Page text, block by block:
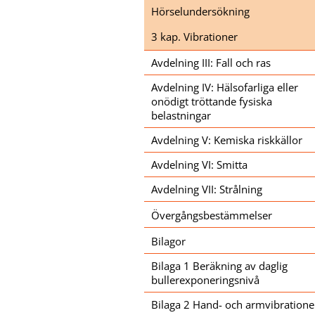
Hörselundersökning
3 kap. Vibrationer
Avdelning III: Fall och ras
Avdelning IV: Hälsofarliga eller
onödigt tröttande fysiska
belastningar
Avdelning V: Kemiska riskkällor
Avdelning VI: Smitta
Avdelning VII: Strålning
Övergångsbestämmelser
Bilagor
Bilaga 1 Beräkning av daglig
bullerexponeringsnivå
Bilaga 2 Hand- och